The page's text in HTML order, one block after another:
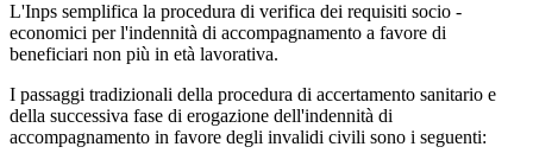
L'Inps semplifica la procedura di verifica dei requisiti socio -
economici per l'indennità di accompagnamento a favore di
beneficiari non più in età lavorativa.
I passaggi tradizionali della procedura di accertamento sanitario e
della successiva fase di erogazione dell'indennità di
accompagnamento in favore degli invalidi civili sono i seguenti: